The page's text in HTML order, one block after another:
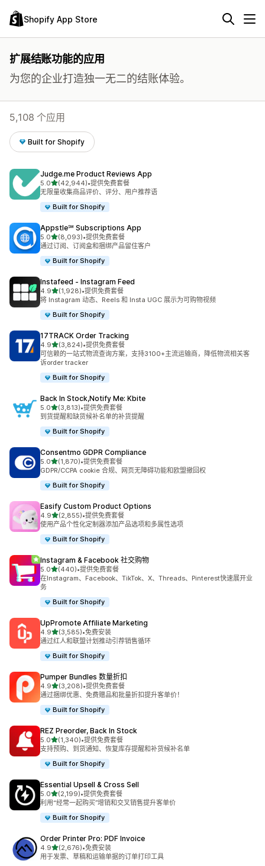
Shopify App Store
扩展结账功能的应用
为您的企业打造独一无二的结账体验。
5,108 个应用
Built for Shopify
Judge.me Product Reviews App
5.0星（满分 5 星）
(42,944)
总共 42944 条评论
•提供免费套餐
无限量收集商品评价、评分、用户推荐语
Built for Shopify
Appstle℠ Subscriptions App
5.0星（满分 5 星）
(8,093)
总共 8093 条评论
•提供免费套餐
通过订阅、订阅盒和捆绑产品留住客户
Built for Shopify
Instafeed ‑ Instagram Feed
4.9星（满分 5 星）
(1,928)
总共 1928 条评论
•提供免费套餐
将 Instagram 动态、Reels 和 Insta UGC 展示为可购物视频
Built for Shopify
17TRACK Order Tracking
4.9星（满分 5 星）
(3,824)
总共 3824 条评论
•提供免费套餐
可信赖的一站式物流查询方案，支持3100+主流运输商，降低物流相关客
诉order tracker
Built for Shopify
Back In Stock,Notify Me: Kbite
5.0星（满分 5 星）
(3,813)
总共 3813 条评论
•提供免费套餐
到货提醒和缺货候补名单的补货提醒
Built for Shopify
Consentmo GDPR Compliance
5.0星（满分 5 星）
(1,870)
总共 1870 条评论
•提供免费套餐
GDPR/CCPA cookie 合规、网页无障碍功能和欧盟撤回权
Built for Shopify
Easify Custom Product Options
4.9星（满分 5 星）
(2,855)
总共 2855 条评论
•提供免费套餐
使用产品个性化定制器添加产品选项和多属性选项
Built for Shopify
Instagram & Facebook 社交购物
5.0星（满分 5 星）
(440)
总共 440 条评论
•提供免费套餐
在Instagram、Facebook、TikTok、X、Threads、Pinterest快速展开业
务
Built for Shopify
UpPromote Affiliate Marketing
4.9星（满分 5 星）
(3,585)
总共 3585 条评论
•免费安装
通过红人和联盟计划推动引荐销售循环
Built for Shopify
Pumper Bundles 数量折扣
4.9星（满分 5 星）
(3,208)
总共 3208 条评论
•提供免费套餐
通过捆绑优惠、免费赠品和批量折扣提升客单价！
Built for Shopify
REZ Preorder, Back In Stock
5.0星（满分 5 星）
(1,340)
总共 1340 条评论
•提供免费套餐
支持预购、到货通知、恢复库存提醒和补货候补名单
Built for Shopify
Essential Upsell & Cross Sell
5.0星（满分 5 星）
(2,199)
总共 2199 条评论
•提供免费套餐
利用“经常一起购买”增销和交叉销售提升客单价
Built for Shopify
Order Printer Pro: PDF Invoice
4.9星（满分 5 星）
(2,676)
总共 2676 条评论
•免费安装
用于发票、草稿和运输单据的订单打印工具